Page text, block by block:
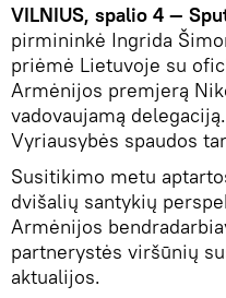
VILNIUS, spalio 4 —
pirmininkė Ingrida
priėmė Lietuvoje su
Armėnijos premjerą
vadovaujamą
Vyriausybės spaudos
Susitikimo metu
dvišalių santykių
Armėnijos
partnerystės viršūnių
aktualijos.